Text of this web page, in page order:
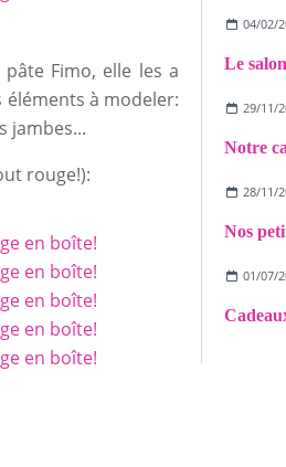
Fimo, elle les a
à modeler:
jambes...
rouge!):
04/02/
29/11/
Notre
28/11/
01/07/